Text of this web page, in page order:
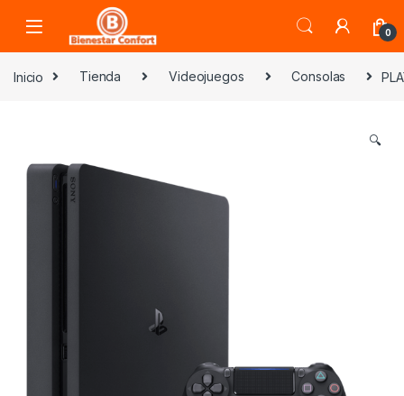
Skip to navigation
0
Inicio Tienda Videojuegos Consolas
🔍